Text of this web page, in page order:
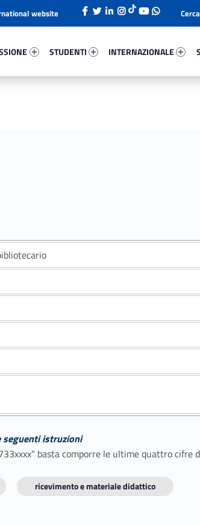
STUDENTI
INTERNAZIONALE
website
seguenti istruzioni
basta comporre le ultime quattro cifre
ricevimento e materiale didattico